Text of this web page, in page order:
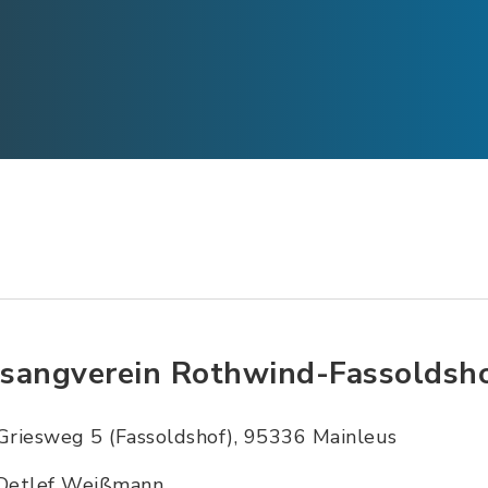
Rothwind-
5 (Fassoldshof), 95336 Mainleus